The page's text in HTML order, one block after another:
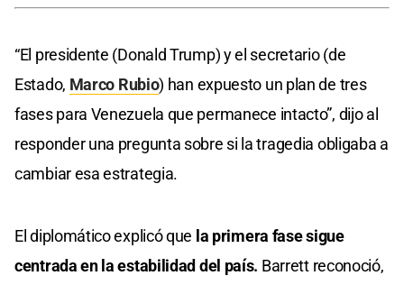
“El presidente (Donald Trump) y el secretario (de
Estado, Marco Rubio) han expuesto un plan de tres
fases para Venezuela que permanece intacto”, dijo al
responder una pregunta sobre si la tragedia obligaba a
cambiar esa estrategia.
El diplomático explicó que la primera fase sigue
centrada en la estabilidad del país. Barrett reconoció,